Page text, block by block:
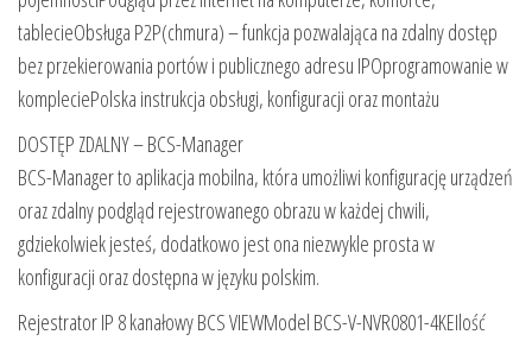
tablecieObsługa P2P(chmura) – funkcja pozwalająca na zdalny dostęp
bez przekierowania portów i publicznego adresu IPOprogramowanie w
kompleciePolska instrukcja obsługi, konfiguracji oraz montażu
DOSTĘP ZDALNY – BCS-Manager
BCS-Manager to aplikacja mobilna, która umożliwi konfigurację urządzeń
oraz zdalny podgląd rejestrowanego obrazu w każdej chwili,
gdziekolwiek jesteś, dodatkowo jest ona niezwykle prosta w
konfiguracji oraz dostępna w języku polskim.
Rejestrator IP 8 kanałowy BCS VIEWModel BCS-V-NVR0801-4KEIlość